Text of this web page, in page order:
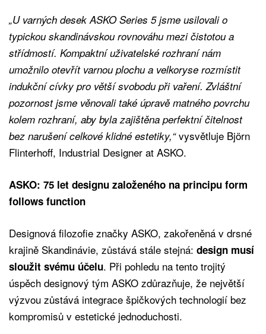
„U varných desek ASKO Series 5 jsme usilovali o
typickou skandinávskou rovnováhu mezi čistotou a
střídmostí. Kompaktní uživatelské rozhraní nám
umožnilo otevřít varnou plochu a velkoryse rozmístit
indukční cívky pro větší svobodu při vaření. Zvláštní
pozornost jsme věnovali také úpravě matného povrchu
kolem rozhraní, aby byla zajištěna perfektní čitelnost
bez narušení celkové klidné estetiky,“vysvětluje Björn
Flinterhoff, Industrial Designer at ASKO.
ASKO: 75 let designu založeného na principu form
follows function
Designová filozofie značky ASKO, zakořeněná v drsné
krajině Skandinávie, zůstává stále stejná: design musí
sloužit svému účelu. Při pohledu na tento trojitý
úspěch designový tým ASKO zdůrazňuje, že největší
výzvou zůstává integrace špičkových technologií bez
kompromisů v estetické jednoduchosti.